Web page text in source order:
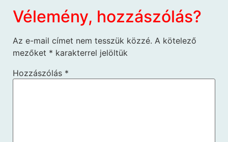
Vélemény, hozzászólás?
Az e-mail címet nem tesszük közzé. A kötelező
mezőket * karakterrel jelöltük
Hozzászólás *